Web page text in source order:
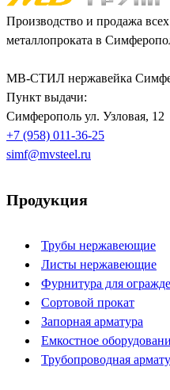
Производство и продажа
металлопроката в
МВ-СТИЛ нержавейка
Пункт выдачи:
Симферополь ул. Узловая, 12
+7 (958) 011-36-25
simf@mvsteel.ru
Продукция
Трубы нержавеющие
Листы нержавеющие
Фурнитура для
Сортовой прокат
Запорная арматура
Емкостное
Трубопроводная